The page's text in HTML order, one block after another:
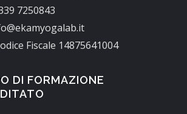
7250843
Fiscale 14875641004
DI FORMAZIONE